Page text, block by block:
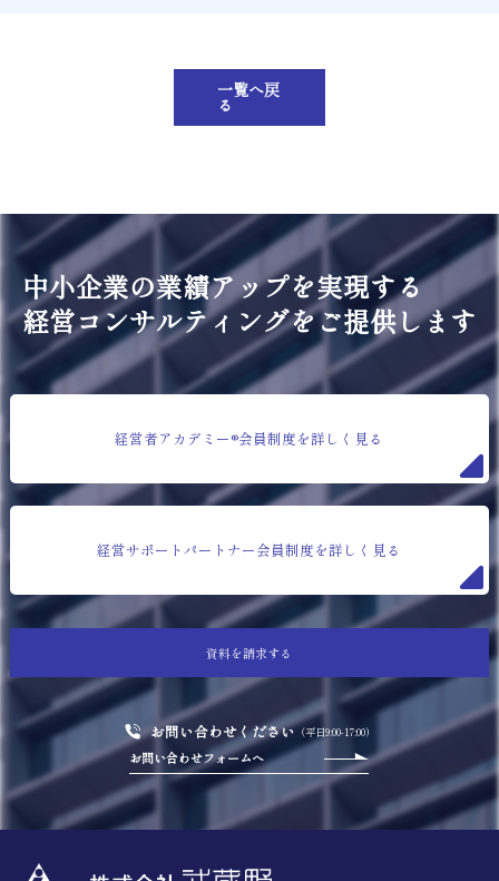
一覧へ戻
る
中小企業の業績アップを実現する
経営コンサルティングをご提供します
資料を請求する
お問い合わせください（平日9:00-17:00）
お問い合わせフォームへ
経営者アカデミー®会員制度を詳しく見る
経営サポートパートナー会員制度を詳しく見る